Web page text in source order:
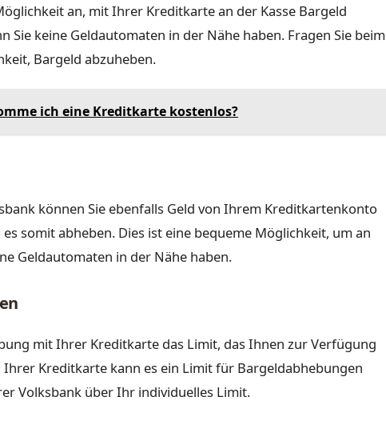
an, mit Ihrer Kreditkarte an der Kasse Bargeld
Sie keine Geldautomaten in der Nähe haben. Fragen Sie beim
Bargeld abzuheben.
ich eine Kreditkarte kostenlos?
können Sie ebenfalls Geld von Ihrem Kreditkartenkonto
somit abheben. Dies ist eine bequeme Möglichkeit, um an
Geldautomaten in der Nähe haben.
mit Ihrer Kreditkarte das Limit, das Ihnen zur Verfügung
Kreditkarte kann es ein Limit für Bargeldabhebungen
Volksbank über Ihr individuelles Limit.